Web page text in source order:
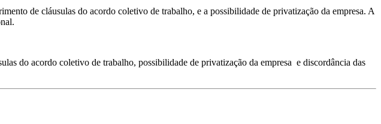
de cláusulas do acordo coletivo de trabalho, e a possibilidade de privatização da empresa. A
do acordo coletivo de trabalho, possibilidade de privatização da empresa ­ e discordância das